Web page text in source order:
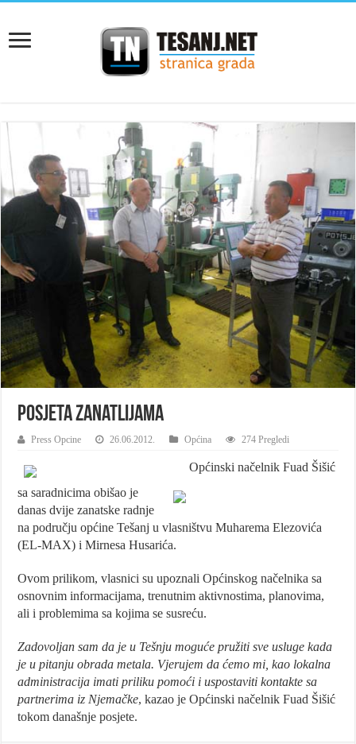
Posjeta zanatlijama
Press Opcine 26.06.2012. Općina 274 Pregledi
Općinski načelnik Fuad Šišić
sa saradnicima obišao je
danas dvije zanatske radnje
na području općine Tešanj u vlasništvu Muharema Elezovića
(EL-MAX) i Mirnesa Husarića.
Ovom prilikom, vlasnici su upoznali Općinskog načelnika sa
osnovnim informacijama, trenutnim aktivnostima, planovima,
ali i problemima sa kojima se susreću.
Zadovoljan sam da je u Tešnju moguće pružiti sve usluge kada
je u pitanju obrada metala. Vjerujem da ćemo mi, kao lokalna
administracija imati priliku pomoći i uspostaviti kontakte sa
partnerima iz Njemačke, kazao je Općinski načelnik Fuad Šišić
tokom današnje posjete.